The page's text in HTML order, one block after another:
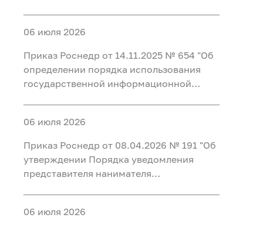
06 июля 2026
Приказ Роснедр от 14.11.2025 № 654 "Об
определении порядка использования
государственной информационной
должностных лиц, уполномоченных на
работу с ней в Федеральном агентстве
по недропользованию"
06 июля 2026
Приказ Роснедр от 08.04.2026 № 191 "Об
утверждении Порядка уведомления
представителя нанимателя
служащими центрального аппарата
06 июля 2026